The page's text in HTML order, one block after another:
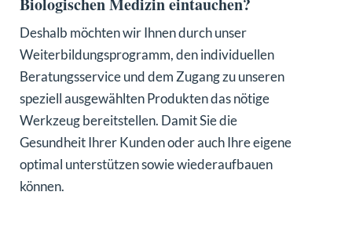
Deshalb möchten wir Ihnen durch unser
Weiterbildungsprogramm, den individuellen
Beratungsservice und dem Zugang zu unseren
speziell ausgewählten Produkten das nötige
Werkzeug bereitstellen. Damit Sie die
Gesundheit Ihrer Kunden oder auch Ihre eigene
optimal unterstützen sowie wiederaufbauen
können.